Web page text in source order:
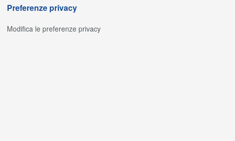
Preferenze privacy
Modifica le preferenze privacy